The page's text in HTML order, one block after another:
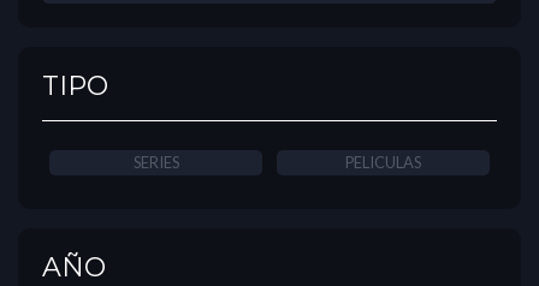
TIPO
SERIES PELICULAS
AÑO